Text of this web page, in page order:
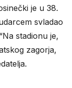
je u 38.
svladao
stadionu je,
zagorja,